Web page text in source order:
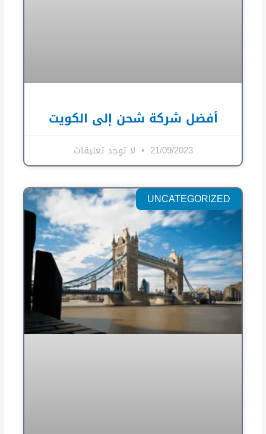
أفضل شركة شحن إلى الكويت
21/09/2023 لا توجد تعليقات
UNCATEGORIZED